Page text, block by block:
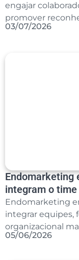
engajar
promover
03/07/2026
Endomarketing
integram o time
Endomarketing
integrar equipes,
organizacional
05/06/2026